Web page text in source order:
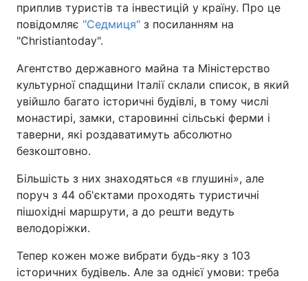
приплив туристів та інвестицій у країну. Про це
повідомляє "Седмиця" з посиланням на
"Christiantoday".
Агентство державного майна та Міністерство
культурної спадщини Італії склали список, в який
увійшло багато історичні будівлі, в тому числі
монастирі, замки, старовинні сільські ферми і
таверни, які роздаватимуть абсолютно
безкоштовно.
Більшість з них знаходяться «в глушині», але
поруч з 44 об'єктами проходять туристичні
пішохідні маршрути, а до решти ведуть
велодоріжки.
Тепер кожен може вибрати будь-яку з 103
історичних будівель. Але за однієї умови: треба